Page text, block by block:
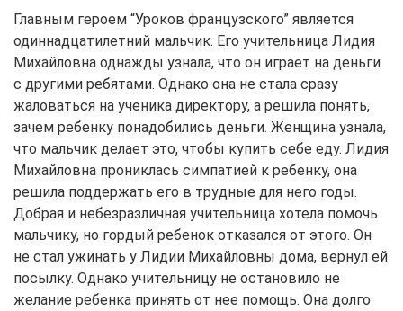
Главным героем “Уроков французского” является
одиннадцатилетний мальчик. Его учительница Лидия
Михайловна однажды узнала, что он играет на деньги
с другими ребятами. Однако она не стала сразу
жаловаться на ученика директору, а решила понять,
зачем ребенку понадобились деньги. Женщина узнала,
что мальчик делает это, чтобы купить себе еду. Лидия
Михайловна прониклась симпатией к ребенку, она
решила поддержать его в трудные для него годы.
Добрая и небезразличная учительница хотела помочь
мальчику, но гордый ребенок отказался от этого. Он
не стал ужинать у Лидии Михайловны дома, вернул ей
посылку. Однако учительницу не остановило не
желание ребенка принять от нее помощь. Она долго